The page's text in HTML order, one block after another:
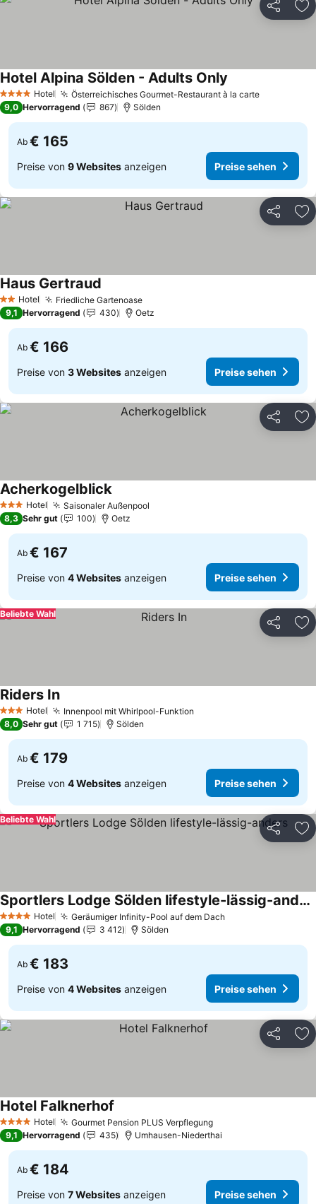
Teilen
4 Sterne Hotel Österreichisches Gourmet-Restaurant à la carte
Hotel Alpina Sölden - Adults Only
9,0 Hervorragend 867 Sölden
Ab € 165
Preise von 9 Websites anzeigen Preise sehen
Teilen
2 Sterne
Hotel Friedliche Gartenoase
Haus Gertraud
9,1 Hervorragend 430 Oetz
Ab € 166
Preise von 3 Websites anzeigen Preise sehen
Teilen
3 SterneHotel Saisonaler Außenpool
Acherkogelblick
8,3 Sehr gut 100 Oetz
Ab € 167
Preise von 4 Websites anzeigen Preise sehen
Teilen
Beliebte Wahl
3 SterneHotel Innenpool mit Whirlpool-Funktion
Riders In
8,0 Sehr gut 1 715 Sölden
Ab € 179
Preise von 4 Websites anzeigen Preise sehen
Teilen
Beliebte Wahl
4 Sterne Hotel Geräumiger Infinity-Pool auf dem Dach
Sportlers Lodge Sölden lifestyle-lässig-anders
9,1 Hervorragend 3 412 Sölden
Ab € 183
Preise von 4 Websites anzeigen Preise sehen
Teilen
4 Sterne Hotel Gourmet Pension PLUS Verpflegung
Hotel Falknerhof
9,1 Hervorragend 435 Umhausen-Niederthai
Ab € 184
Preise von 7 Websites anzeigen Preise sehen